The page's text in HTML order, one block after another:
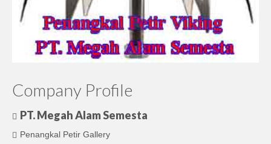
Company Profile
PT. Megah Alam Semesta
Penangkal Petir Gallery